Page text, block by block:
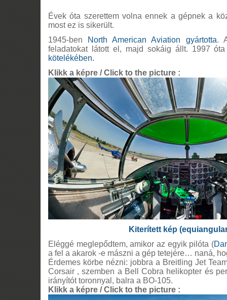
Évek óta szerettem volna ennek a gépnek a
most ez is sikerült.
1945-ben
North American Aviation gyártotta.
feladatokat látott el, majd sokáig állt. 1997
kötelékében.
Klikk a képre / Click to the picture :
Kiterített kép
Eléggé meglepődtem, amikor az egyik pilóta (
a fel a akarok -e mászni a gép tetejére… naná,
Érdemes körbe nézni: jobbra a Breitling Jet
Corsair , szemben a Bell Cobra helikopter és
irányítót toronnyal, balra a BO-105.
Klikk a képre / Click to the picture :